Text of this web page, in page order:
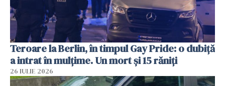
Teroare la Berlin, în timpul Gay Pride: o dubiță
a intrat în mulțime. Un mort și 15 răniți
26 IULIE 2026